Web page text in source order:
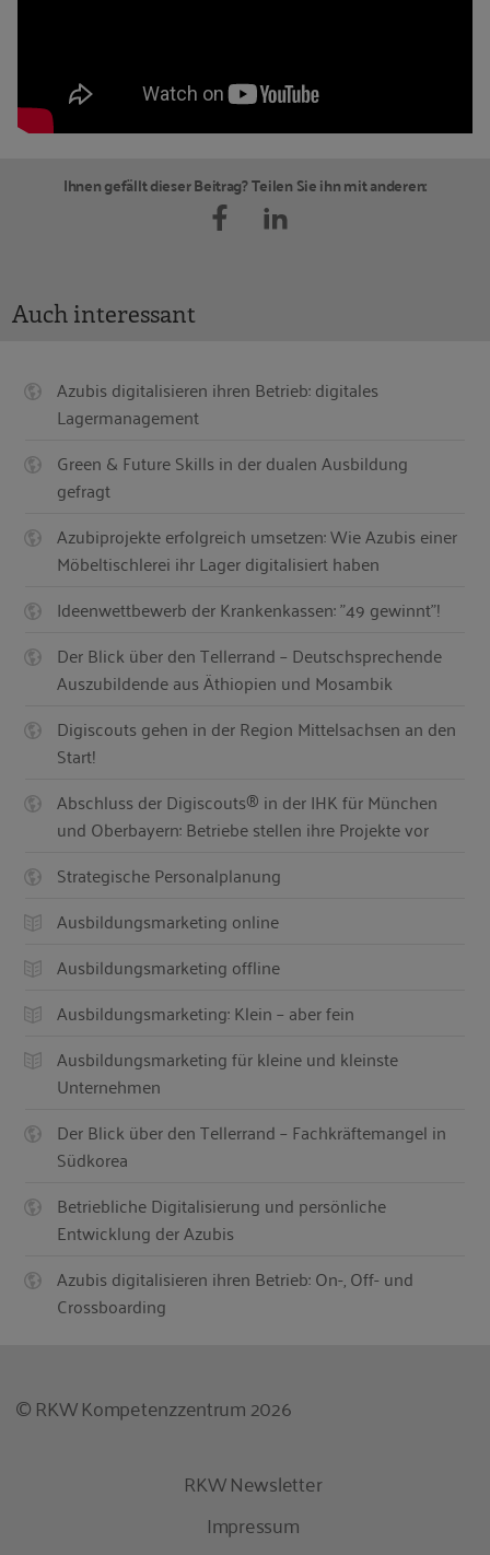
Ihnen gefällt dieser Beitrag? Teilen Sie ihn mit anderen:
Auch interessant
Azubis digitalisieren ihren Betrieb: digitales
Lagermanagement
Green & Future Skills in der dualen Ausbildung
gefragt
Azubiprojekte erfolgreich umsetzen: Wie Azubis einer
Möbeltischlerei ihr Lager digitalisiert haben
Ideenwettbewerb der Krankenkassen: "49 gewinnt"!
Der Blick über den Tellerrand – Deutschsprechende
Auszubildende aus Äthiopien und Mosambik
Digiscouts gehen in der Region Mittelsachsen an den
Start!
Abschluss der Digiscouts® in der IHK für München
und Oberbayern: Betriebe stellen ihre Projekte vor
Strategische Personalplanung
Ausbildungsmarketing online
Ausbildungsmarketing offline
Ausbildungsmarketing: Klein – aber fein
Ausbildungsmarketing für kleine und kleinste
Unternehmen
Der Blick über den Tellerrand – Fachkräftemangel in
Südkorea
Betriebliche Digitalisierung und persönliche
Entwicklung der Azubis
Azubis digitalisieren ihren Betrieb: On-, Off- und
Crossboarding
© RKW Kompetenzzentrum 2026
RKW Newsletter
Impressum